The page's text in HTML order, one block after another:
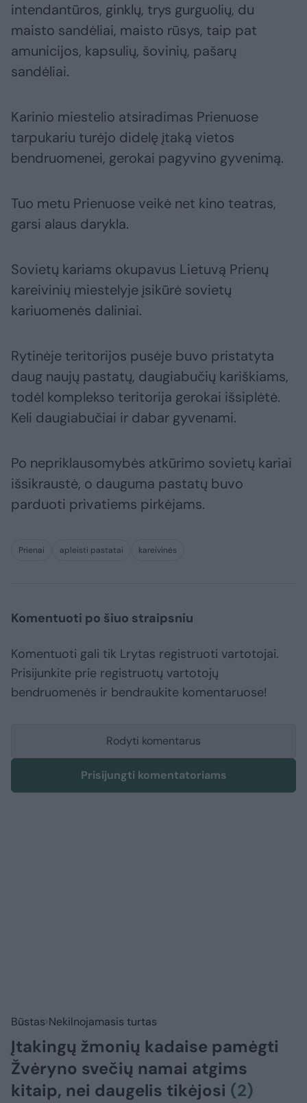
intendantūros, ginklų, trys gurguolių, du
maisto sandėliai, maisto rūsys, taip pat
amunicijos, kapsulių, šovinių, pašarų
sandėliai.
Karinio miestelio atsiradimas Prienuose
tarpukariu turėjo didelę įtaką vietos
bendruomenei, gerokai pagyvino gyvenimą.
Tuo metu Prienuose veikė net kino teatras,
garsi alaus darykla.
Sovietų kariams okupavus Lietuvą Prienų
kareivinių miestelyje įsikūrė sovietų
kariuomenės daliniai.
Rytinėje teritorijos pusėje buvo pristatyta
daug naujų pastatų, daugiabučių kariškiams,
todėl komplekso teritorija gerokai išsiplėtė.
Keli daugiabučiai ir dabar gyvenami.
Po nepriklausomybės atkūrimo sovietų kariai
išsikraustė, o dauguma pastatų buvo
parduoti privatiems pirkėjams.
Prienai apleisti pastatai kareivinės
Komentuoti po šiuo straipsniu
Komentuoti gali tik Lrytas registruoti vartotojai.
Prisijunkite prie registruotų vartotojų
bendruomenės ir bendraukite komentaruose!
Rodyti komentarus
Prisijungti komentatoriams
Būstas Nekilnojamasis turtas
Įtakingų žmonių kadaise pamėgti
Žvėryno svečių namai atgims
kitaip, nei daugelis tikėjosi (2)